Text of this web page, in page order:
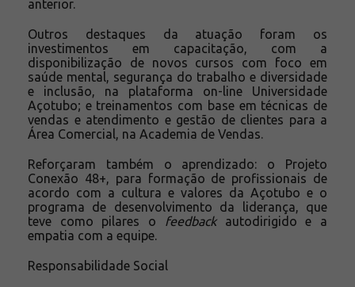
anterior.
Outros destaques da atuação foram os
investimentos em capacitação, com a
disponibilização de novos cursos com foco em
saúde mental, segurança do trabalho e diversidade
e inclusão, na plataforma on-line Universidade
Açotubo; e treinamentos com base em técnicas de
vendas e atendimento e gestão de clientes para a
Área Comercial, na Academia de Vendas.
Reforçaram também o aprendizado: o Projeto
Conexão 48+, para formação de profissionais de
acordo com a cultura e valores da Açotubo e o
programa de desenvolvimento da liderança, que
teve como pilares o feedbackautodirigido e a
empatia com a equipe.
Responsabilidade Social